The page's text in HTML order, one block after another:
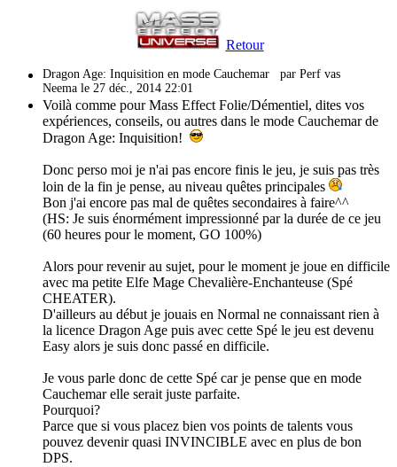
Retour
Dragon Age: Inquisition en mode Cauchemar par Perf vas
Neema le 27 déc., 2014 22:01
Voilà comme pour Mass Effect Folie/Démentiel, dites vos
expériences, conseils, ou autres dans le mode Cauchemar de
Dragon Age: Inquisition!
Donc perso moi je n'ai pas encore finis le jeu, je suis pas très
loin de la fin je pense, au niveau quêtes principales
Bon j'ai encore pas mal de quêtes secondaires à faire^^
(HS: Je suis énormément impressionné par la durée de ce jeu
(60 heures pour le moment, GO 100%)
Alors pour revenir au sujet, pour le moment je joue en difficile
avec ma petite Elfe Mage Chevalière-Enchanteuse (Spé
CHEATER).
D'ailleurs au début je jouais en Normal ne connaissant rien à
la licence Dragon Age puis avec cette Spé le jeu est devenu
Easy alors je suis donc passé en difficile.
Je vous parle donc de cette Spé car je pense que en mode
Cauchemar elle serait juste parfaite.
Pourquoi?
Parce que si vous placez bien vos points de talents vous
pouvez devenir quasi INVINCIBLE avec en plus de bon
DPS.